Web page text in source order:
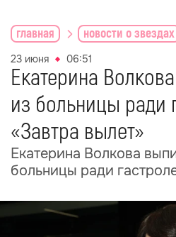
главная новости о звездах
23 июня 06:51
Екатерина
из больницы ради
«Завтра вылет»
Екатерина Волкова
больницы ради